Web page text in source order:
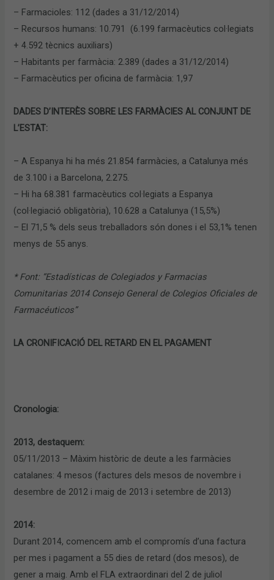
– Farmacioles: 112 (dades a 31/12/2014)
– Recursos humans: 10.791 (6.199 farmacèutics col·legiats
+ 4.592 tècnics auxiliars)
– Habitants per farmàcia: 2.389 (dades a 31/12/2014)
– Farmacèutics per oficina de farmàcia: 1,97
DADES D’INTERÈS SOBRE LES FARMÀCIES AL CONJUNT DE
L’ESTAT:
– A Espanya hi ha més 21.854 farmàcies, a Catalunya més
de 3.100 i a Barcelona, 2.275.
– Hi ha 68.381 farmacèutics col·legiats a Espanya
(col·legiació obligatòria), 10.628 a Catalunya (15,5%)
– El 71,5 % dels seus treballadors són dones i el 53,1% tenen
menys de 55 anys.
* Font: “Estadísticas de Colegiados y Farmacias
Comunitarias 2014 Consejo General de Colegios Oficiales de
Farmacéuticos”
LA CRONIFICACIÓ DEL RETARD EN EL PAGAMENT
Cronologia:
2013, destaquem:
05/11/2013 – Màxim històric de deute a les farmàcies
catalanes: 4 mesos (factures dels mesos de novembre i
desembre de 2012 i maig de 2013 i setembre de 2013)
2014:
Durant 2014, comencem amb el compromís d’una factura
per mes i pagament a 55 dies de retard (dos mesos), de
gener a maig. Amb el FLA extraordinari del 2 de juliol